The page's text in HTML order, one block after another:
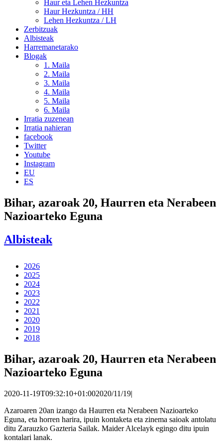
Haur eta Lehen Hezkuntza
Haur Hezkuntza / HH
Lehen Hezkuntza / LH
Zerbitzuak
Albisteak
Harremanetarako
Blogak
1. Maila
2. Maila
3. Maila
4. Maila
5. Maila
6. Maila
Irratia zuzenean
Irratia nahieran
facebook
Twitter
Youtube
Instagram
EU
ES
Bihar, azaroak 20, Haurren eta Nerabeen
Nazioarteko Eguna
Albisteak
2026
2025
2024
2023
2022
2021
2020
2019
2018
Bihar, azaroak 20, Haurren eta Nerabeen
Nazioarteko Eguna
2020-11-19T09:32:10+01:002020/11/19|
Azaroaren 20an izango da Haurren eta Nerabeen Nazioarteko
Eguna, eta horren harira, ipuin kontaketa eta zinema saioak antolatu
ditu Zarauzko Gazteria Sailak. Maider Alcelayk egingo ditu ipuin
kontalari lanak.